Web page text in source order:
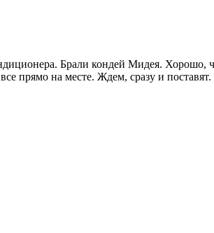
Брали кондей Мидея. Хорошо,
прямо на месте. Ждем, сразу и поставят.